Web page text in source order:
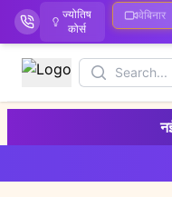
ज्योतिष
कोर्स
वेबिनार
Search